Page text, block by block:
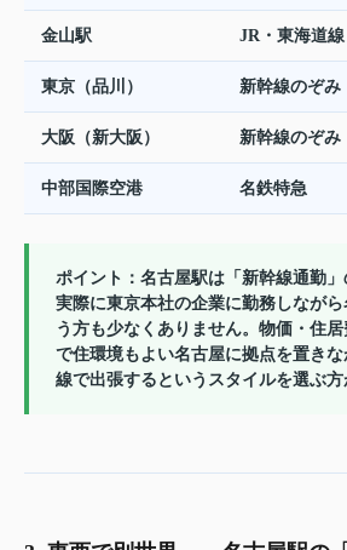
金山駅 JR・東海道線
東京（品川） 新幹線のぞみ
大阪（新大阪） 新幹線のぞみ
中部国際空港 名鉄特急
ポイント：名古屋駅は「新幹線通勤
実際に東京本社の企業に勤務しなが
う方も少なくありません。物価・住
で住環境もよい名古屋に拠点を置き
線で出張するというスタイルを選ぶ方